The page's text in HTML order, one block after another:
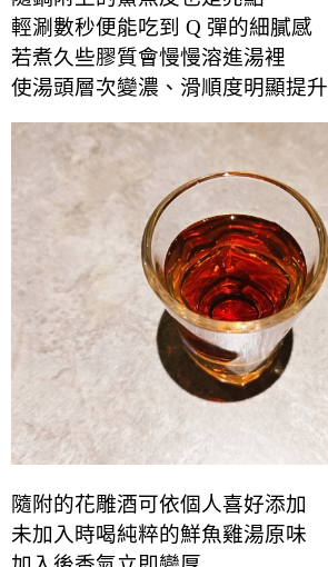
輕涮數秒便能吃到 Q 彈的細膩感
若煮久些膠質會慢慢溶進湯裡
使湯頭層次變濃、滑順度明顯提升
隨附的花雕酒可依個人喜好添加
未加入時喝純粹的鮮魚雞湯原味